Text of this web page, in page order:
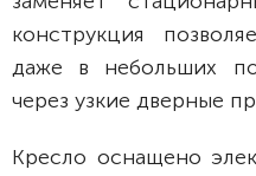
конструкция
даже в небольших
через узкие дверные
Кресло оснащено